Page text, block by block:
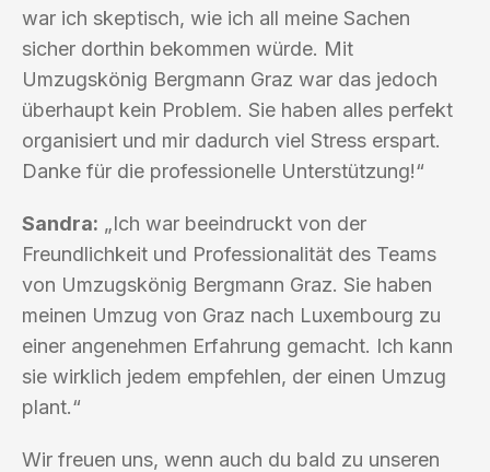
war ich skeptisch, wie ich all meine Sachen
sicher dorthin bekommen würde. Mit
Umzugskönig Bergmann Graz war das jedoch
überhaupt kein Problem. Sie haben alles perfekt
organisiert und mir dadurch viel Stress erspart.
Danke für die professionelle Unterstützung!“
Sandra: „Ich war beeindruckt von der
Freundlichkeit und Professionalität des Teams
von Umzugskönig Bergmann Graz. Sie haben
meinen Umzug von Graz nach Luxembourg zu
einer angenehmen Erfahrung gemacht. Ich kann
sie wirklich jedem empfehlen, der einen Umzug
plant.“
Wir freuen uns, wenn auch du bald zu unseren